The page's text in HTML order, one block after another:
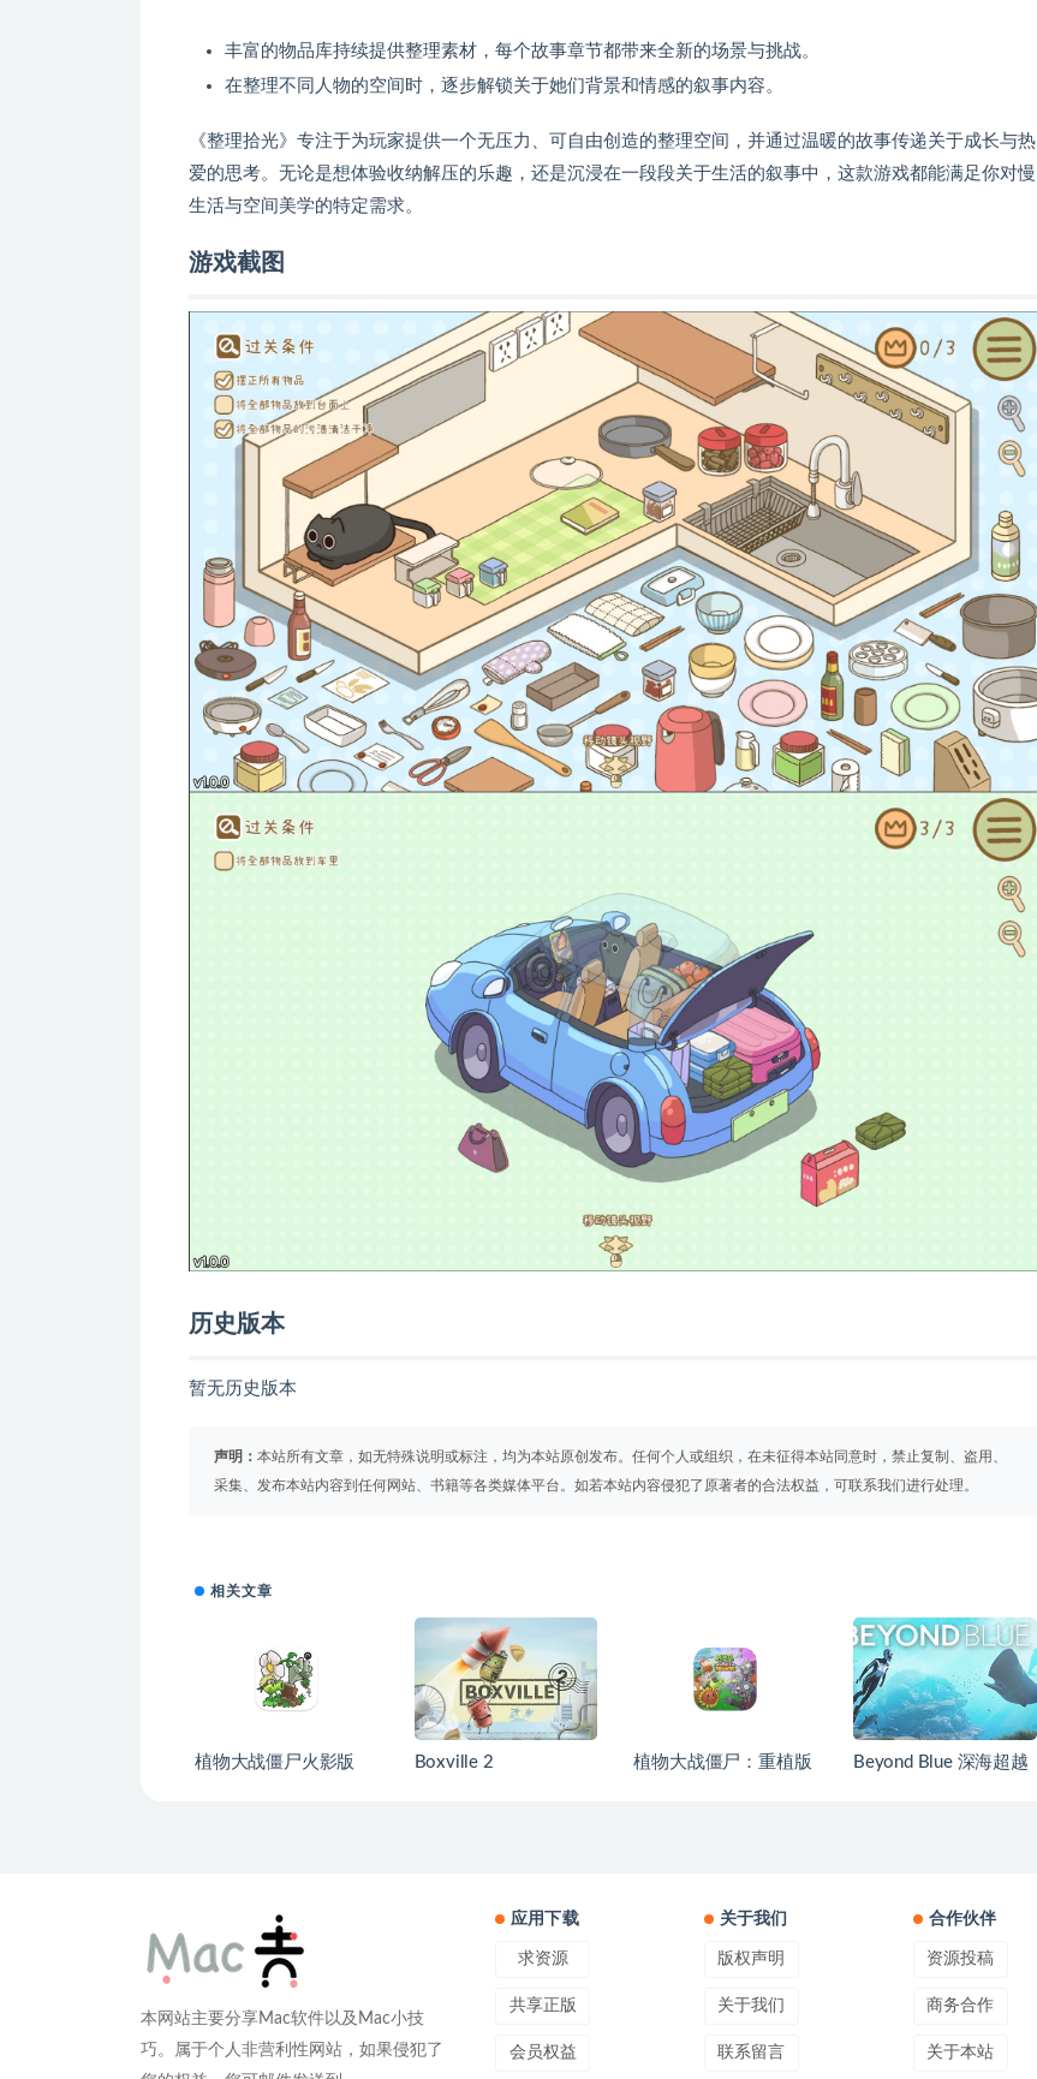
丰富的物品库持续提供整理素材，每个故事章节都带来全新的场景与挑战。
在整理不同人物的空间时，逐步解锁关于她们背景和情感的叙事内容。
《整理拾光》专注于为玩家提供一个无压力、可自由创造的整理空间，并通过温暖的故事传递关于成长与热
爱的思考。无论是想体验收纳解压的乐趣，还是沉浸在一段段关于生活的叙事中，这款游戏都能满足你对慢
生活与空间美学的特定需求。
游戏截图
历史版本
暂无历史版本
声明： 本站所有文章，如无特殊说明或标注，均为本站原创发布。任何个人或组织，在未征得本站同意时，禁止复制、盗用、
采集、发布本站内容到任何网站、书籍等各类媒体平台。如若本站内容侵犯了原著者的合法权益，可联系我们进行处理。
相关文章
植物大战僵尸火影版 Boxville 2 植物大战僵尸：重植版 Beyond Blue 深海超越
本网站主要分享Mac软件以及Mac小技
巧。属于个人非营利性网站，如果侵犯了
应用下载
求资源
共享正版
会员权益
关于我们
版权声明
关于我们
联系留言
合作伙伴
资源投稿
商务合作
关于本站